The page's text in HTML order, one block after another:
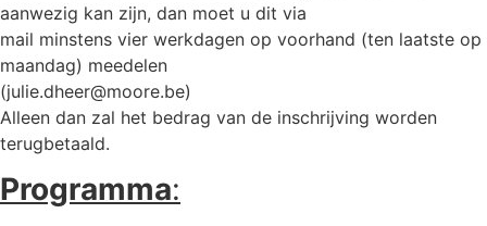
aanwezig kan zijn, dan moet u dit via
mail minstens vier werkdagen op voorhand (ten laatste op
maandag) meedelen
(julie.dheer@moore.be)
Alleen dan zal het bedrag van de inschrijving worden
terugbetaald.
Programma: